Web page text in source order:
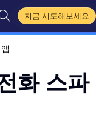
지금 시도해보세요
화 스파